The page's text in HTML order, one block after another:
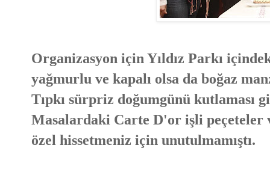
Organizasyon için Yıldız Parkı
yağmurlu ve kapalı olsa da boğaz
Tıpkı sürpriz doğumgünü kutlaması
Masalardaki Carte D'or işli peçeteler
özel hissetmeniz için unutulmamıştı.